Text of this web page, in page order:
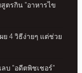
ตรกิน "อาหารไข
4 วิธีง่ายๆ แต่ช่วย
บ "อดีตพิชเชอร์"